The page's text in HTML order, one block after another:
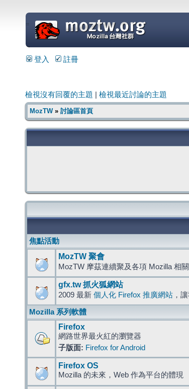
=
登入 註冊
檢視沒有回覆的主題 檢視最近討論的主題
MozTW» 討論區首頁
焦點活動
MozTW 聚會
MozTW 摩茲連續聚及各項 Mozilla 相
gfx.tw 抓火狐網站
2009 最新 個人化 Firefox 推廣網站 ，
Mozilla 系列軟體
Firefox
網路世界最火紅的瀏覽器
子版面: Firefox for Android
Firefox OS
Mozilla 的未來，Web 作為平台的體現